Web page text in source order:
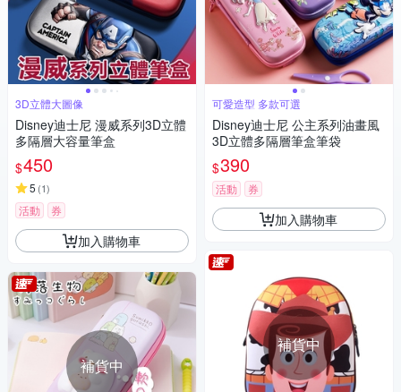
3D立體大圖像
Disney迪士尼 漫威系列3D立體
多隔層大容量筆盒
$450
5 (1)
活動 券
加入購物車
補貨中
可愛造型 多款可選
Disney迪士尼 公主系列油畫風
3D立體多隔層筆盒筆袋
$390
活動 券
加入購物車
補貨中